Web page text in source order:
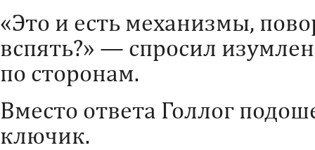
«Это и есть механизмы,
вспять?» — спросил
по сторонам.
Вместо ответа Голлог
ключик.